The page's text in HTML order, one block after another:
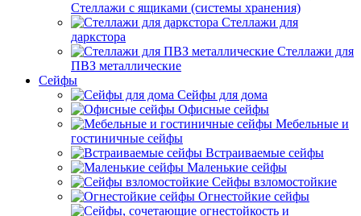
Стеллажи с ящиками (системы хранения)
Стеллажи для
даркстора
Стеллажи для
ПВЗ металлические
Сейфы
Сейфы для дома
Офисные сейфы
Мебельные и
гостиничные сейфы
Встраиваемые сейфы
Маленькие сейфы
Сейфы взломостойкие
Огнестойкие сейфы